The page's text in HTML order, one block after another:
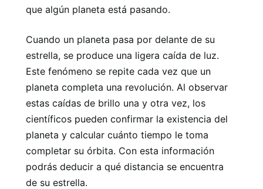
que algún planeta está pasando.
Cuando un planeta pasa por delante de su
estrella, se produce una ligera caída de luz.
Este fenómeno se repite cada vez que un
planeta completa una revolución. Al observar
estas caídas de brillo una y otra vez, los
científicos pueden confirmar la existencia del
planeta y calcular cuánto tiempo le toma
completar su órbita. Con esta información
podrás deducir a qué distancia se encuentra
de su estrella.